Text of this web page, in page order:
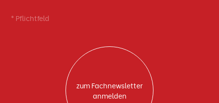
* Pflichtfeld
zum Fachnewsletter
anmelden